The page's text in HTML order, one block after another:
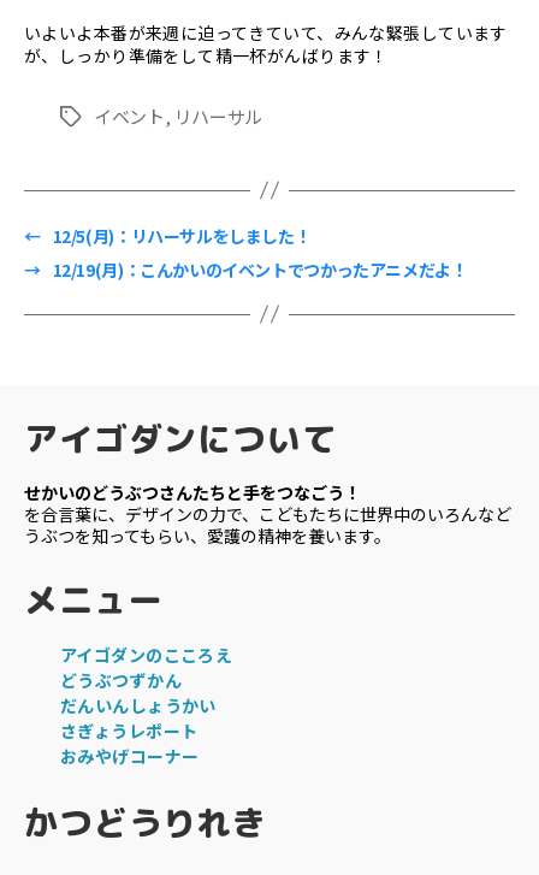
いよいよ本番が来週に迫ってきていて、みんな緊張しています
が、しっかり準備をして精一杯がんばります！
タ
イベント, リハーサル
← 12/5(月)：リハーサルをしました！
→ 12/19(月)：こんかいのイベントでつかったアニメだよ！
アイゴダンについて
せかいのどうぶつさんたちと手をつなごう！
を合言葉に、デザインの力で、こどもたちに世界中のいろんなど
うぶつを知ってもらい、愛護の精神を養います。
メニュー
アイゴダンのこころえ
どうぶつずかん
だんいんしょうかい
さぎょうレポート
おみやげコーナー
かつどうりれき